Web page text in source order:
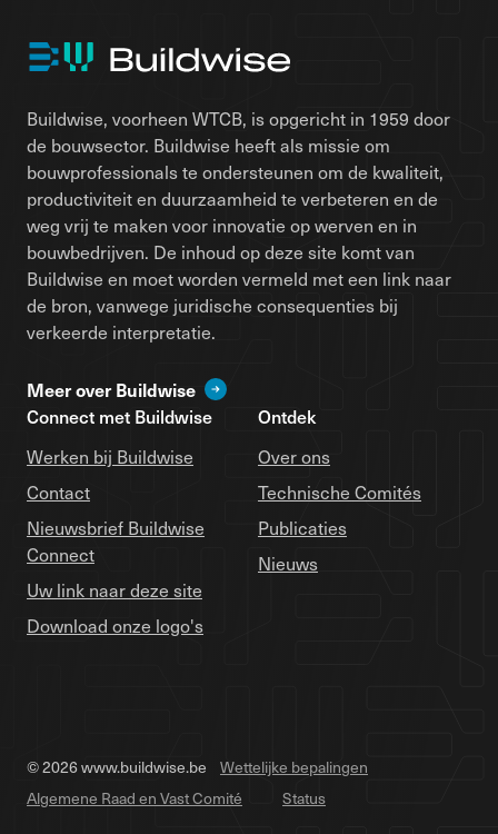
Buildwise, voorheen WTCB, is opgericht in 1959 door
de bouwsector. Buildwise heeft als missie om
bouwprofessionals te ondersteunen om de kwaliteit,
productiviteit en duurzaamheid te verbeteren en de
weg vrij te maken voor innovatie op werven en in
bouwbedrijven. De inhoud op deze site komt van
Buildwise en moet worden vermeld met een link naar
de bron, vanwege juridische consequenties bij
verkeerde interpretatie.
Meer over Buildwise
Connect met Buildwise
Werken bij Buildwise
Contact
Nieuwsbrief Buildwise
Connect
Uw link naar deze site
Download onze logo's
Ontdek
Over ons
Technische Comités
Publicaties
Nieuws
© 2026 www.buildwise.be
Wettelijke bepalingen
Algemene Raad en Vast Comité
Status